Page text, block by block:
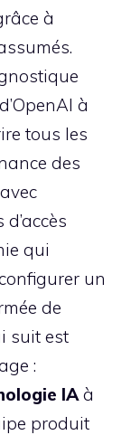
à
à
tous les
des
qui
un
de
suit est
:
IAà
produit